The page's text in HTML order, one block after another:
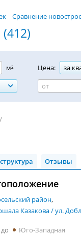
Сравнение
м²
Цена:
за
Отзывы
район
Казакова / ул.
Юго-Западная